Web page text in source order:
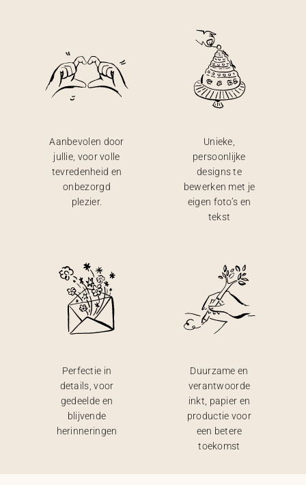
Aanbevolen door
jullie, voor volle
tevredenheid en
onbezorgd
plezier.
Unieke,
persoonlijke
designs te
bewerken met je
eigen foto’s en
tekst
Perfectie in
details, voor
gedeelde en
blijvende
herinneringen
Duurzame en
verantwoorde
inkt, papier en
productie voor
een betere
toekomst